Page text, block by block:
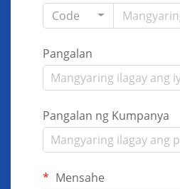
Code
Pangalan
Pangalan ng Kumpanya
Mensahe